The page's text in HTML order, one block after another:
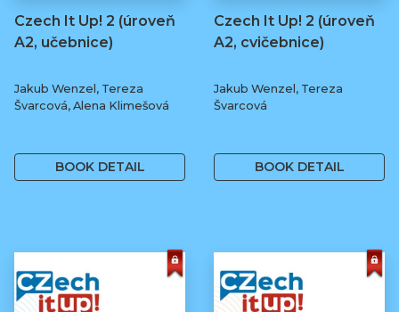
Czech It Up! 2 (úroveň
A2, učebnice)
Jakub Wenzel, Tereza
Švarcová, Alena Klimešová
BOOK DETAIL
Czech It Up! 2 (úroveň
A2, cvičebnice)
Jakub Wenzel, Tereza
Švarcová
BOOK DETAIL